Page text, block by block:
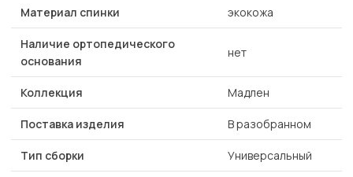
Материал спинки экокожа
Наличие ортопедического
основания
нет
Коллекция Мадлен
Поставка изделия В разобранном
Тип сборки Универсальный